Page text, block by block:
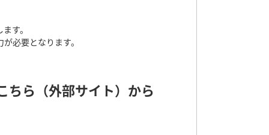
す。
必要となります。
ちら（外部サイト）から